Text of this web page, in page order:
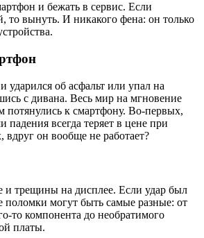
и бежать в сервис. Если
то вынуть. И никакого фена: он только
об асфальт или упал на
с дивана. Весь мир на мгновение
потянулись к смартфону. Во-первых,
падения всегда теряет в цене при
вдруг он вообще не работает?
и трещины на дисплее. Если удар был
поломки могут быть самые разные: от
то компонента до необратимого
платы.